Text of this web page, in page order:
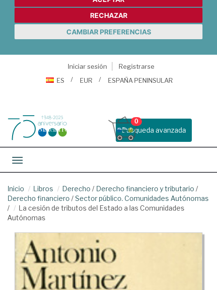
RECHAZAR
CAMBIAR PREFERENCIAS
Iniciar sesión
Registrarse
ES
EUR ESPAÑA PENINSULAR
Busqueda avanzada
0
Toggle navigation
Inicio Libros Derecho / Derecho financiero y tributario /
Derecho financiero /Sector público. Comunidades Autónomas
/
La cesión de tributos del Estado a las Comunidades
Autónomas